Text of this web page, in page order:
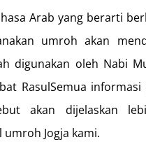
Arab yang berarti
umroh akan
digunakan oleh Nabi
RasulSemua
akan dijelaskan
Jogja kami.